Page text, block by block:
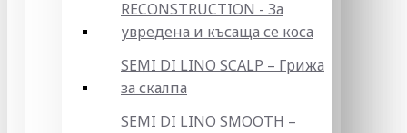
RECONSTRUCTION - За
увредена и късаща се коса
SEMI DI LINO SCALP – Грижа
за скалпа
SEMI DI LINO SMOOTH –